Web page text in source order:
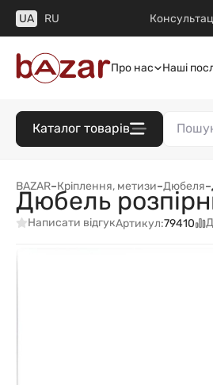
UA RU
Про нас Наші
Каталог товарів
BAZAR–Кріплення, метизи–Дюбеля–
Дюбель
Написати відгукАртикул:79410